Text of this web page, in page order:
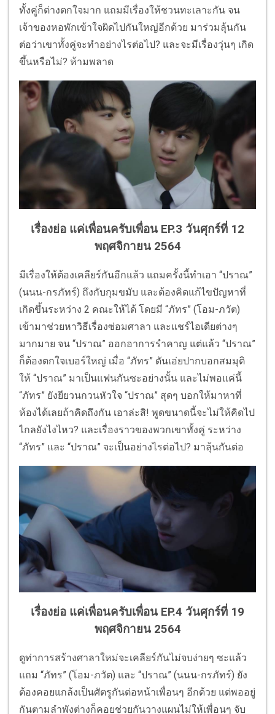
ทั้งคู่ก็ต่างตกใจมาก แถมมีเรื่องให้ชวนทะเลาะกัน จน
เจ้าของหอพักเข้าใจผิดไปกันใหญ่อีกด้วย มาร่วมลุ้นกัน
ต่อว่าเขาทั้งคู่จะทำอย่างไรต่อไป? และจะมีเรื่องวุ่นๆ เกิด
ขึ้นหรือไม่? ห้ามพลาด
เรื่องย่อ แค่เพื่อนครับเพื่อน EP.3 วันศุกร์ที่ 12
พฤศจิกายน 2564
มีเรื่องให้ต้องเคลียร์กันอีกแล้ว แถมครั้งนี้ทำเอา “ปราณ”
(นนน-กรภัทร์) ถึงกับกุมขมับ และต้องคิดแก้ไขปัญหาที่
เกิดขึ้นระหว่าง 2 คณะให้ได้ โดยมี “ภัทร” (โอม-ภวัต)
เข้ามาช่วยหาวิธีเรื่องซ่อมศาลา และแชร์ไอเดียต่างๆ
มากมาย จน “ปราณ” ออกอาการรำคาญ แต่แล้ว “ปราณ”
ก็ต้องตกใจเบอร์ใหญ่ เมื่อ “ภัทร” ดันเอ่ยปากบอกสมมุติ
ให้ “ปราณ” มาเป็นแฟนกันซะอย่างนั้น และไม่พอแค่นี้
“ภัทร” ยังยียวนกวนหัวใจ “ปราณ” สุดๆ บอกให้มาหาที่
ห้องได้เลยถ้าคิดถึงกัน เอาล่ะสิ! พูดขนาดนี้จะไม่ให้คิดไป
ไกลยังไงไหว? และเรื่องราวของพวกเขาทั้งคู่ ระหว่าง
“ภัทร” และ “ปราณ” จะเป็นอย่างไรต่อไป? มาลุ้นกันต่อ
เรื่องย่อ แค่เพื่อนครับเพื่อน EP.4 วันศุกร์ที่ 19
พฤศจิกายน 2564
ดูท่าการสร้างศาลาใหม่จะเคลียร์กันไม่จบง่ายๆ ซะแล้ว
แถม “ภัทร” (โอม-ภวัต) และ “ปราณ” (นนน-กรภัทร์) ยัง
ต้องคอยแกล้งเป็นศัตรูกันต่อหน้าเพื่อนๆ อีกด้วย แต่พออยู่
กันตามลำพังต่างก็คอยช่วยกันวางแผนไม่ให้เพื่อนๆ จับ